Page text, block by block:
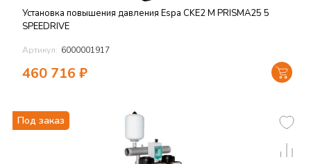
Установка повышения давления Espa CKE2 M PRISMA25 5
SPEEDRIVE
Артикул: 6000001917
460 716 ₽
Под заказ